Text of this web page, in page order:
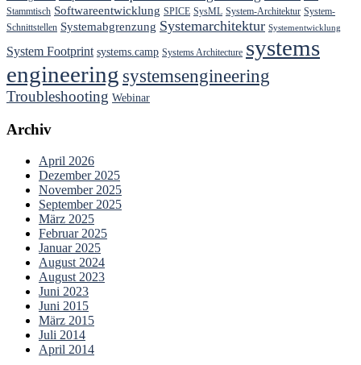
Stammtisch Softwareentwicklung SPICE SysML System-Architektur System-
Schnittstellen Systemabgrenzung Systemarchitektur Systementwicklung
System Footprint systems.camp Systems Architecture systems
engineering systemsengineering
Troubleshooting Webinar
Archiv
April 2026
Dezember 2025
November 2025
September 2025
März 2025
Februar 2025
Januar 2025
August 2024
August 2023
Juni 2023
Juni 2015
März 2015
Juli 2014
April 2014